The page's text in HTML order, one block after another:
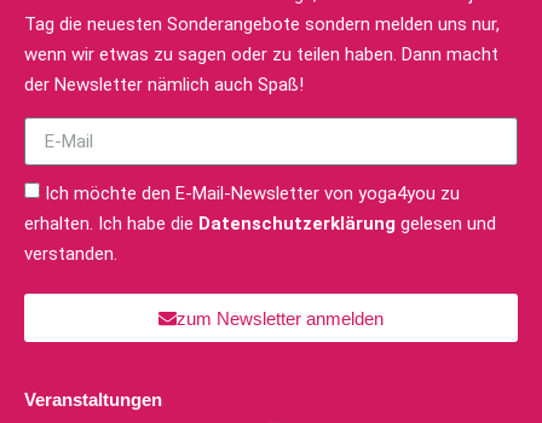
Tag die neuesten Sonderangebote sondern melden uns nur,
wenn wir etwas zu sagen oder zu teilen haben. Dann macht
der Newsletter nämlich auch Spaß!
Ich möchte den E-Mail-Newsletter von yoga4you zu
erhalten. Ich habe die Datenschutzerklärung gelesen und
verstanden.
zum Newsletter anmelden
Veranstaltungen